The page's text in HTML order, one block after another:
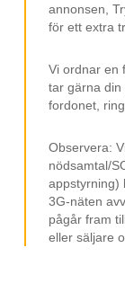
annonsen,
för ett extra
Vi ordnar en
tar gärna din
fordonet,
Observera:
nödsamtal/
appstyrning)
3G-näten
pågår fram
eller säljare